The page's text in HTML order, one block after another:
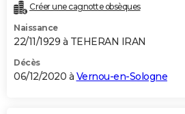
Créer une cagnotte obsèques
Naissance
22/11/1929 à TEHERAN IRAN
Décès
06/12/2020 à Vernou-en-Sologne